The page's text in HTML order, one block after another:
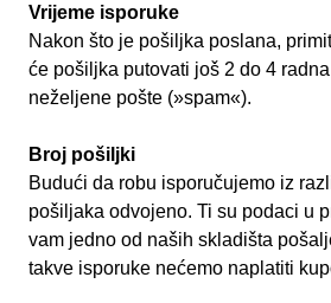
Vrijeme isporuke
Nakon što je pošiljka poslana,
će pošiljka putovati još 2 do 4
neželjene pošte (»spam«).
Broj pošiljki
Budući da robu isporučujemo iz
pošiljaka odvojeno. Ti su podaci u
vam jedno od naših skladišta
takve isporuke nećemo naplatiti